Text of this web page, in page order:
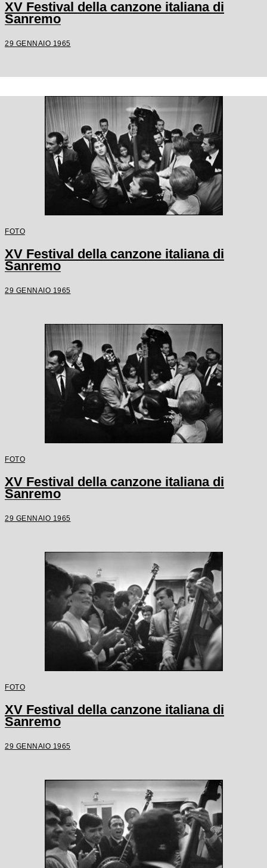
XV Festival della canzone italiana di
Sanremo
29 GENNAIO 1965
FOTO
XV Festival della canzone italiana di
Sanremo
29 GENNAIO 1965
FOTO
XV Festival della canzone italiana di
Sanremo
29 GENNAIO 1965
FOTO
XV Festival della canzone italiana di
Sanremo
29 GENNAIO 1965